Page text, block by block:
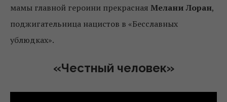
мамы главной героини прекрасная Мелани Лоран,
поджигательница нацистов в «Бесславных
ублюдках».
«Честный человек»